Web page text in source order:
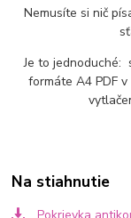
Nemusíte si nič
Je to jednoduché:
formáte A4 PDF
Na stiahnutie